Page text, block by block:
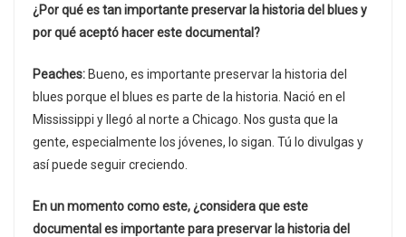
¿Por qué es tan importante preservar la historia del blues y
por qué aceptó hacer este documental?
Peaches: Bueno, es importante preservar la historia del
blues porque el blues es parte de la historia. Nació en el
Mississippi y llegó al norte a Chicago. Nos gusta que la
gente, especialmente los jóvenes, lo sigan. Tú lo divulgas y
así puede seguir creciendo.
En un momento como este, ¿considera que este
documental es importante para preservar la historia del